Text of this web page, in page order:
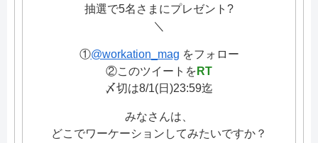
抽選で5名さまにプレゼント?
＼
①@workation_mag をフォロー
②このツイートを RT
〆切は8/1(日)23:59迄
みなさんは、
どこでワーケーションしてみたいですか？